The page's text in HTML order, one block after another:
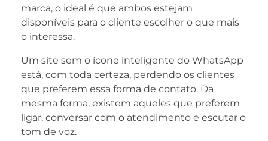
marca, o ideal é que ambos estejam
disponíveis para o cliente escolher o que mais
o interessa.
Um site sem o ícone inteligente do WhatsApp
está, com toda certeza, perdendo os clientes
que preferem essa forma de contato. Da
mesma forma, existem aqueles que preferem
ligar, conversar com o atendimento e escutar o
tom de voz.